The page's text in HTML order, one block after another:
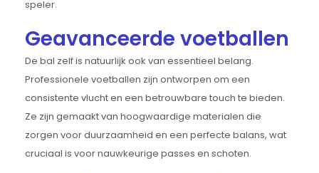
speler.
Geavanceerde voetballen
De bal zelf is natuurlijk ook van essentieel belang.
Professionele voetballen zijn ontworpen om een
consistente vlucht en een betrouwbare touch te bieden.
Ze zijn gemaakt van hoogwaardige materialen die
zorgen voor duurzaamheid en een perfecte balans, wat
cruciaal is voor nauwkeurige passes en schoten.